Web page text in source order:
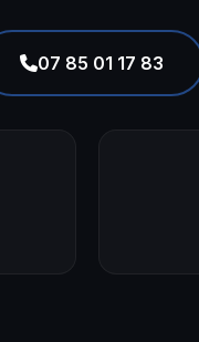
07 85 01 17 83